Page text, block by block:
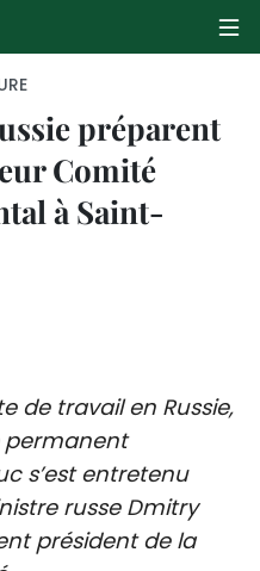
préparent
Comité
à Saint-
de travail en Russie,
permanent
s’est entretenu
russe Dmitry
président de la